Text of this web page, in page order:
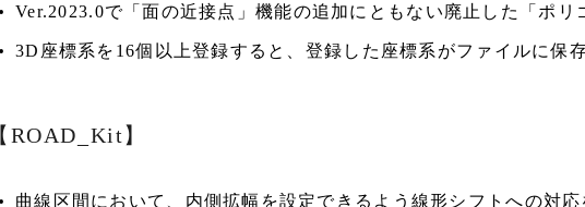
Ver.2023.0で「面の近接点」機能の追加にともない廃止した「ポリ
3D座標系を16個以上登録すると、登録した座標系がファイルに保
【ROAD_Kit】
曲線区間において、内側拡幅を設定できるよう線形シフトへの対応